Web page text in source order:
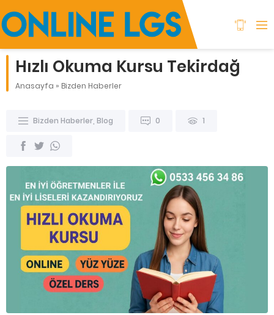
Hızlı Okuma Kursu Tekirdağ
Anasayfa » Bizden Haberler
Bizden Haberler Blog 0 1